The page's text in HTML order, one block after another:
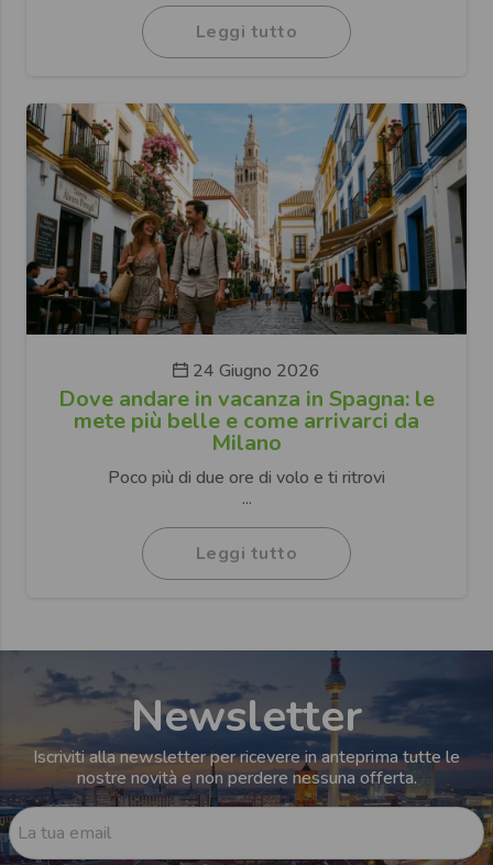
Leggi tutto
24 Giugno 2026
Dove andare in vacanza in Spagna: le
mete più belle e come arrivarci da
Milano
Poco più di due ore di volo e ti ritrovi
...
Leggi tutto
Newsletter
Iscriviti alla newsletter per ricevere in anteprima tutte le
nostre novità e non perdere nessuna offerta.
La tua email